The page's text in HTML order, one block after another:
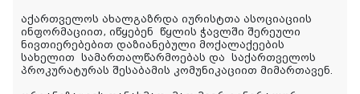
აქართველოს ახალგაზრდა იურისტთა ასოციაციის
ინფორმაციით, იწყებენ წყლის ჭავლში შერეული
ნივთიერებებით დაზიანებული მოქალაქეების
სახელით სამართალწარმოებას და საქართველოს
პროკურატურას შესაბამის კომუნიკაციით მიმართავენ.